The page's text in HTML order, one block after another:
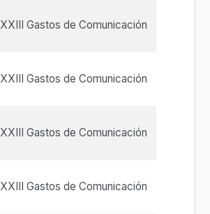
XXIII Gastos de Comunicación
XXIII Gastos de Comunicación
XXIII Gastos de Comunicación
XXIII Gastos de Comunicación